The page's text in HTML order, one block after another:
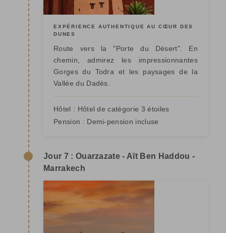
EXPÉRIENCE AUTHENTIQUE AU CŒUR DES
DUNES
Route vers la "Porte du Désert". En
chemin, admirez les impressionnantes
Gorges du Todra et les paysages de la
Vallée du Dadès.
Hôtel : Hôtel de catégorie 3 étoiles
Pension : Demi-pension incluse
Jour 7 : Ouarzazate - Aït Ben Haddou -
Marrakech